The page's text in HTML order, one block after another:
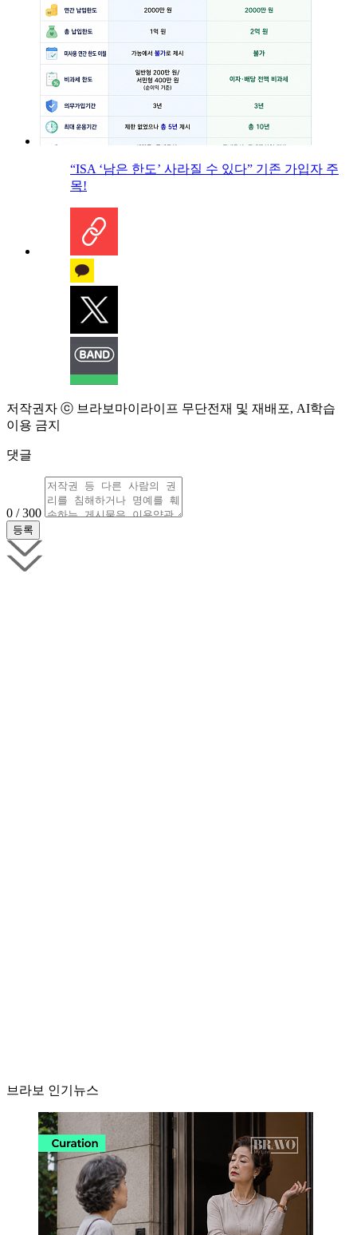
“ISA ‘남은 한도’ 사라질 수 있다” 기존 가입자 주
목!
저작권자 ⓒ 브라보마이라이프 무단전재 및 재배포, AI학습
이용 금지
댓글
0 / 300
브라보 인기뉴스